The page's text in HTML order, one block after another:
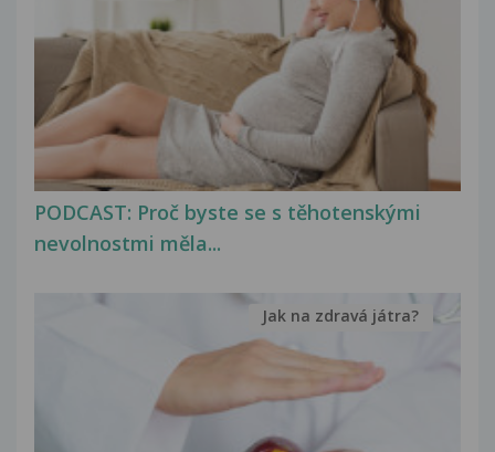
PODCAST: Proč byste se s těhotenskými
nevolnostmi měla...
Jak na zdravá játra?